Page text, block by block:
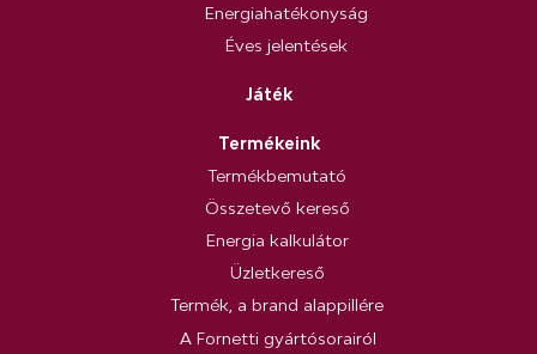
Energiahatékonyság
Éves jelentések
Játék
Termékeink
Termékbemutató
Összetevő kereső
Energia kalkulátor
Üzletkereső
Termék, a brand alappillére
A Fornetti gyártósorairól